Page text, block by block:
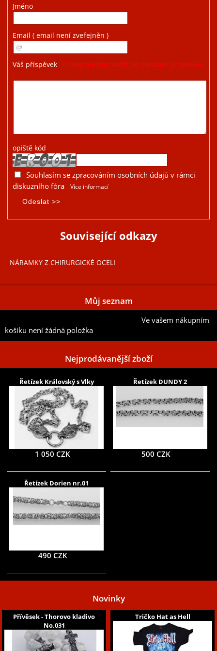
Jméno
Email ( email není zveřejněn )
Váš příspěvek
( Fotky můžete vložit po odeslání příspěvku.
)
opiště kód
Souhlasím se zpracováním osobních údajů v rámci
diskuzního fóra
Více informací
Související odkazy
NÁRAMKY Z CHIRURGICKÉ OCELI
Můj seznam
Ve vašem nákupním
košíku není žádná položka
Nejprodávanější zboží
Řetízek Královský s Vlky
1 050 CZK
Řetízek DUNDY 2
500 CZK
Řetízek Dorien nr.01
490 CZK
Novinky
Přívěsek - Thorovo kladivo
No.031
Tričko Hat as Hell